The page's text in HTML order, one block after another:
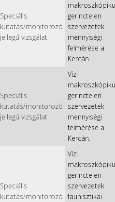
Speciális
kutatás/monitorozó
jellegű vizsgálat
gerinctelen
szervezetek
mennyiségi
felmérése a
Kercán.
Speciális
kutatás/monitorozó
jellegű vizsgálat
Vízi
gerinctelen
szervezetek
mennyiségi
felmérése a
Kercán.
Speciális
kutatás/monitorozó
Vízi
gerinctelen
szervezetek
faunisztikai